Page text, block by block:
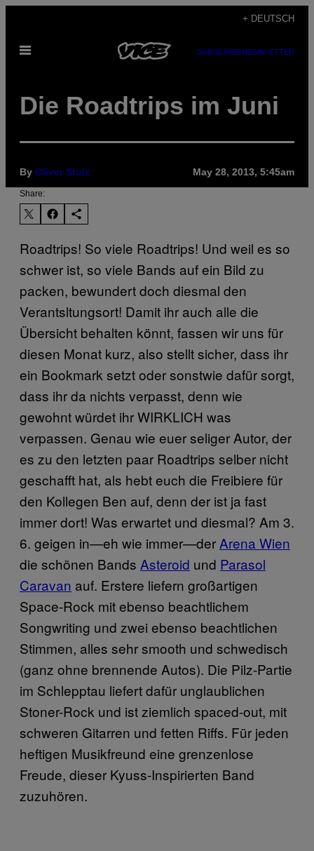
content
+ DEUTSCH
Open
SUBSCRIBENEWSLETTER
Die Roadtrips im Juni
By Oliver Stolz May 28, 2013, 5:45am
Share:
Roadtrips! So viele Roadtrips! Und weil es so
schwer ist, so viele Bands auf ein Bild zu
packen, bewundert doch diesmal den
Verantsltungsort! Damit ihr auch alle die
Übersicht behalten könnt, fassen wir uns für
diesen Monat kurz, also stellt sicher, dass ihr
ein Bookmark setzt oder sonstwie dafür sorgt,
dass ihr da nichts verpasst, denn wie
gewohnt würdet ihr WIRKLICH was
verpassen. Genau wie euer seliger Autor, der
es zu den letzten paar Roadtrips selber nicht
geschafft hat, als hebt euch die Freibiere für
den Kollegen Ben auf, denn der ist ja fast
immer dort! Was erwartet und diesmal? Am 3.
6. geigen in—eh wie immer—der Arena Wien
die schönen Bands Asteroid und Parasol
Caravan auf. Erstere liefern großartigen
Space-Rock mit ebenso beachtlichem
Songwriting und zwei ebenso beachtlichen
Stimmen, alles sehr smooth und schwedisch
(ganz ohne brennende Autos). Die Pilz-Partie
im Schlepptau liefert dafür unglaublichen
Stoner-Rock und ist ziemlich spaced-out, mit
schweren Gitarren und fetten Riffs. Für jeden
heftigen Musikfreund eine grenzenlose
Freude, dieser Kyuss-Inspirierten Band
zuzuhören.